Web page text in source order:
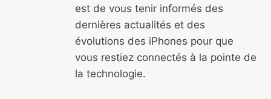
est de vous tenir informés des
dernières actualités et des
évolutions des iPhones pour que
vous restiez connectés à la pointe de
la technologie.